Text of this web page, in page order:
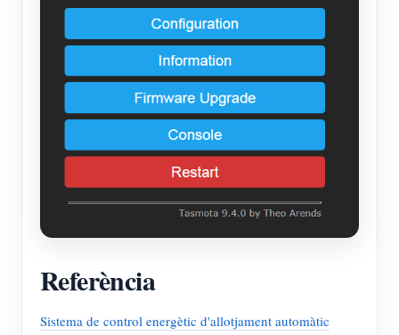
Referència
Sistema de control energètic d'allotjament automàtic